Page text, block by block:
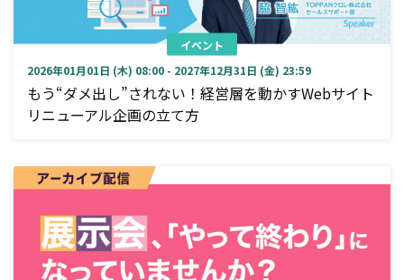
イベント
2026年01月01日 (木) 08:00 - 2027年12月31日 (金) 23:59
もう“ダメ出し”されない！経営層を動かすWebサイト
リニューアル企画の立て方